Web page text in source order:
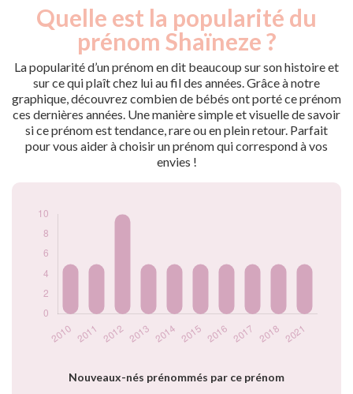
Quelle est la popularité du
prénom Shaïneze ?
La popularité d’un prénom en dit beaucoup sur son histoire et
sur ce qui plaît chez lui au fil des années. Grâce à notre
graphique, découvrez combien de bébés ont porté ce prénom
ces dernières années. Une manière simple et visuelle de savoir
si ce prénom est tendance, rare ou en plein retour. Parfait
pour vous aider à choisir un prénom qui correspond à vos
envies !
Nouveaux-nés prénommés par ce prénom
Popularité du
par année
Année
Nouveaux-
nés
2011
5
2012
10
2013
5
2014
5
2015
5
2016
5